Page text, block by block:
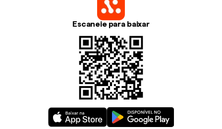
Escaneie para baixar